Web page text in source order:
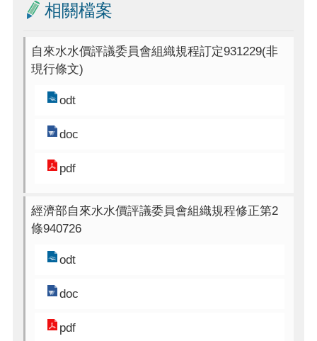
相關檔案
自來水水價評議委員會組織規程訂定931229(非
現行條文)
odt
doc
pdf
經濟部自來水水價評議委員會組織規程修正第2
條940726
odt
doc
pdf